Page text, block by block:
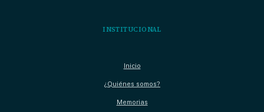
INSTITUCIONAL
Inicio
¿Quiénes somos?
Memorias